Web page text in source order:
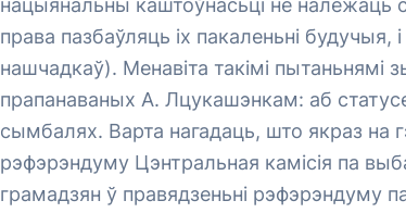
нацыянальны каштоўнасьці не належаць
права пазбаўляць іх пакаленьні будучыя,
нашчадкаў). Менавіта такімі пытаньнямі
прапанаваных А. Лцукашэнкам: аб
сымбалях. Варта нагадаць, што якраз на
рэфэрэндуму Цэнтральная камісія па
грамадзян ў правядзеньні рэфэрэндуму